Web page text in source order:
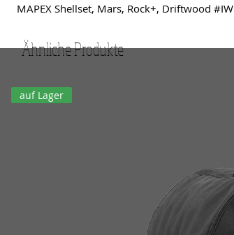
MAPEX Shellset, Mars, Rock+, Driftwood #IW
Ähnliche Produkte
auf Lager